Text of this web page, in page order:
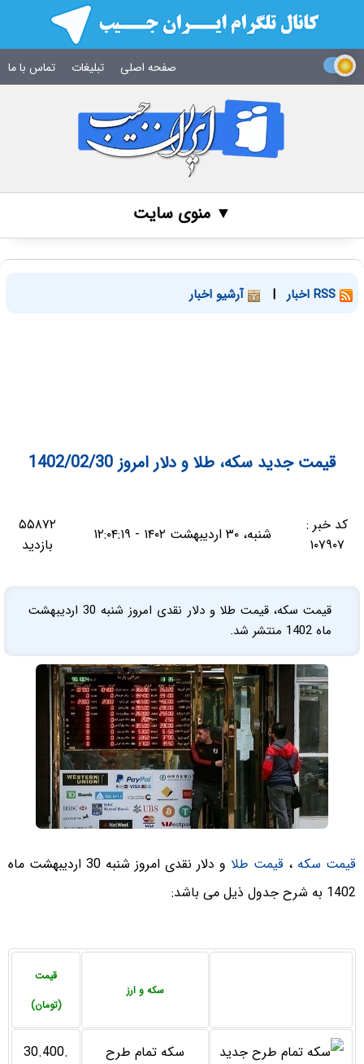
صفحه اصلی تبلیغات تماس با ما
▼ منوی سایت
| آرشیو اخبار
قیمت جدید سکه، طلا و دلار امروز 1402/02/30
کد خبر :
۱۰۷۹۰۷
شنبه، ۳۰ اردیبهشت ۱۴۰۲ - ۱۲:۰۴:۱۹
۵۵۸۷۲
بازدید
قیمت سکه، قیمت طلا و دلار نقدی امروز شنبه 30 اردیبهشت
ماه 1402 منتشر شد.
قیمت سکه ، قیمت طلا
و دلار نقدی امروز شنبه 30 اردیبهشت ماه
1402 به شرح جدول ذیل می باشد:
سکه و ارز
قیمت
(تومان)
سکه تمام طرح
30.400.